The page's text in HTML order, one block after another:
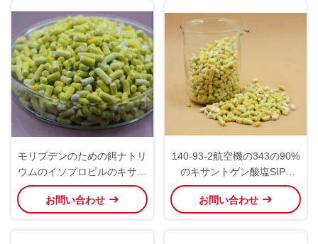
モリブデンのための餌ナトリ
ウムのイソプロピルのキサン
トゲン酸塩CAS 140-93-2
お問い合わせ
140-93-2航空機の343の90%
のキサントゲン酸塩SIPX
170kgのドラム パッキング
お問い合わせ